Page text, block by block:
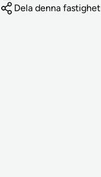
Dela denna fastighet